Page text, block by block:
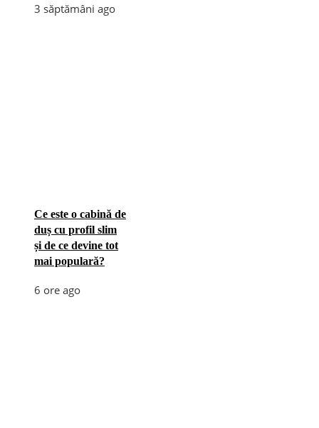
3 săptămâni ago
Ce este o cabină de
duș cu profil slim
și de ce devine tot
mai populară?
6 ore ago